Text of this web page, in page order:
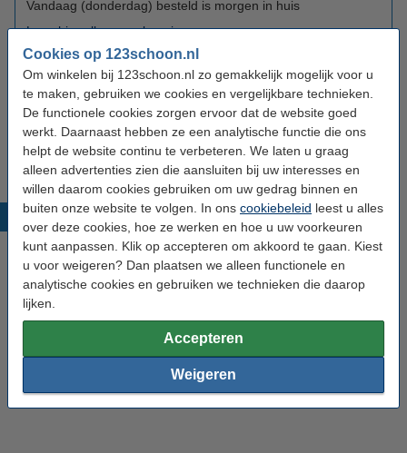
Cookies op 123schoon.nl
Om winkelen bij 123schoon.nl zo gemakkelijk mogelijk voor u
te maken, gebruiken we cookies en vergelijkbare technieken.
De functionele cookies zorgen ervoor dat de website goed
werkt. Daarnaast hebben ze een analytische functie die ons
helpt de website continu te verbeteren. We laten u graag
alleen advertenties zien die aansluiten bij uw interesses en
willen daarom cookies gebruiken om uw gedrag binnen en
buiten onze website te volgen. In ons cookiebeleid leest u alles
over deze cookies, hoe ze werken en hoe u uw voorkeuren
kunt aanpassen. Klik op accepteren om akkoord te gaan. Kiest
u voor weigeren? Dan plaatsen we alleen functionele en
analytische cookies en gebruiken we technieken die daarop
lijken.
Accepteren
Weigeren
Vandaag (donderdag) besteld is morgen in huis
Lees hier alles over levering
Verzendkosten
Verzendkosten tot € 50,- zijn € 5,95
Verzendkosten boven € 50,- zijn € 4,95
Wij leveren binnen Nederland enBelgië .
Nieuws